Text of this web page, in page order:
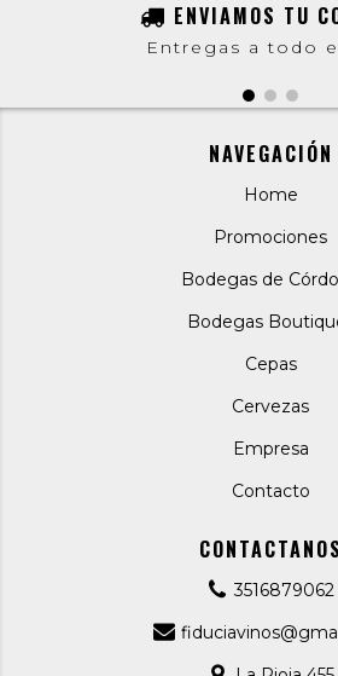
ENVIAMOS TU
Entregas a todo
NAVEGACIÓN
Home
Promociones
Bodegas de
Bodegas
Cepas
Cervezas
Empresa
Contacto
CONTACTANOS
3516879062